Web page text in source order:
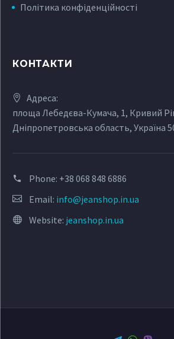
Політика конфіденційності
КОНТАКТИ
Адреса:
площа Лебедєва-Кумача, 1, Кривий
Дніпропетровська область, Україна
Phone: +38 068 848 6886
Email: info@jeanshop.in.ua
Website: jeanshop.in.ua